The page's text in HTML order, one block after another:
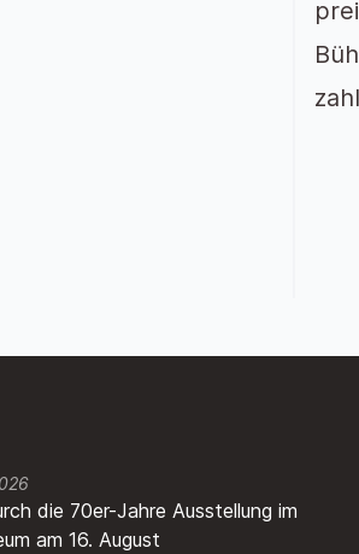
die 70er-Jahre Ausstellung im
am 16. August